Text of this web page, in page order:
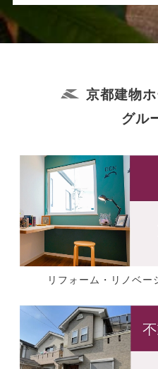
京都建物
グル
リフォーム・リノベ